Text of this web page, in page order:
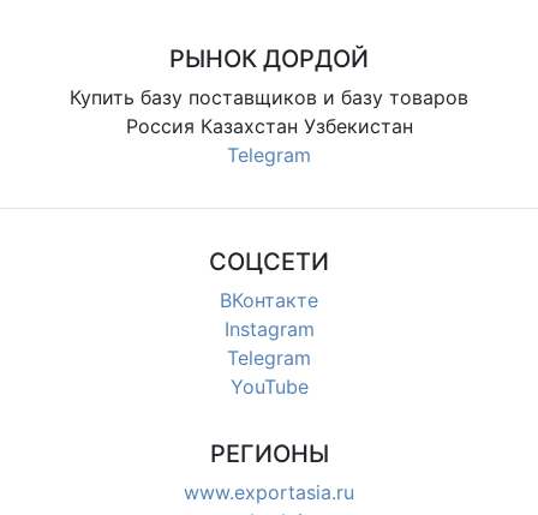
РЫНОК ДОРДОЙ
Купить базу поставщиков и базу товаров
Россия Казахстан Узбекистан
Telegram
СОЦСЕТИ
ВКонтакте
Instagram
Telegram
YouTube
РЕГИОНЫ
www.exportasia.ru